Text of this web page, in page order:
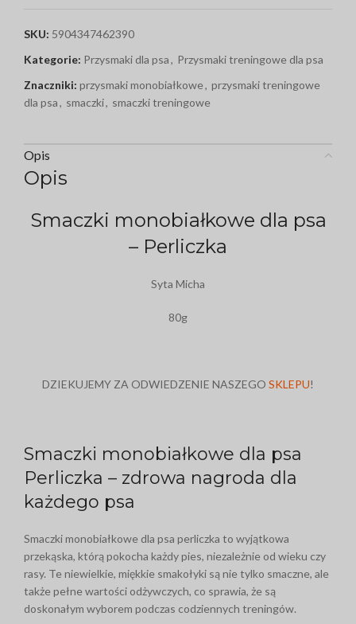
SKU: 5904347462390
Kategorie: Przysmaki dla psa, Przysmaki treningowe dla psa
Znaczniki: przysmaki monobiałkowe, przysmaki treningowe
dla psa, smaczki, smaczki treningowe
Opis
Opis
Smaczki monobiałkowe dla psa
– Perliczka
Syta Micha
80g
DZIEKUJEMY ZA ODWIEDZENIE NASZEGO SKLEPU!
Smaczki monobiałkowe dla psa
Perliczka – zdrowa nagroda dla
każdego psa
Smaczki monobiałkowe dla psa perliczka to wyjątkowa
przekąska, którą pokocha każdy pies, niezależnie od wieku czy
rasy. Te niewielkie, miękkie smakołyki są nie tylko smaczne, ale
także pełne wartości odżywczych, co sprawia, że są
doskonałym wyborem podczas codziennych treningów.